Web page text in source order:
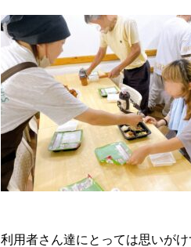
利用者さん達にとっては思いが